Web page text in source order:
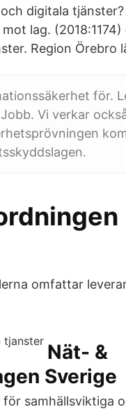
digitala tjänster?
lag. (2018:1174)
Region Örebro
för.
Vi verkar
omfattar
Nät- &
Sverige
samhällsviktiga